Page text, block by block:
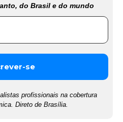
do Brasil e do mundo
profissionais na cobertura
Direto de Brasília.